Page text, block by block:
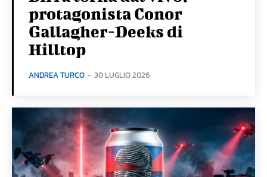
protagonista Conor
Gallagher-Deeks di
Hilltop
ANDREA TURCO - 30 LUGLIO 2026